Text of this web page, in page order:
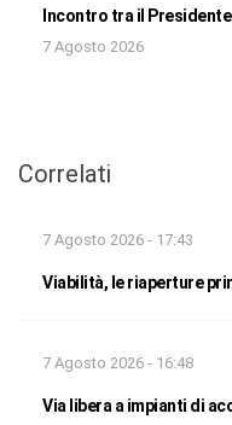
Incontro tra il
7 Agosto 2026
Correlati
7 Agosto 2026 - 17:43
Viabilità, le riaperture
7 Agosto 2026 - 16:48
Via libera a impianti di